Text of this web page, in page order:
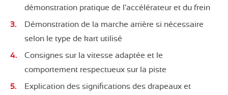
démonstration pratique de l’accélérateur et du frein
Démonstration de la marche arrière si nécessaire
selon le type de kart utilisé
Consignes sur la vitesse adaptée et le
comportement respectueux sur la piste
Explication des significations des drapeaux et